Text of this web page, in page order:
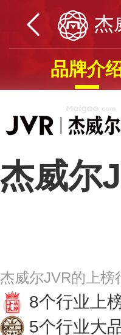
杰
品牌介
杰威尔
杰威尔JVR的上榜
8个行业上
5个行业大